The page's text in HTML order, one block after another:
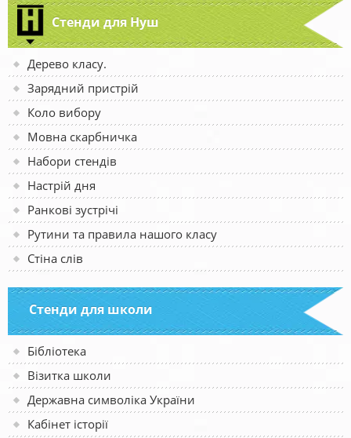
Стенди для Нуш
Дерево класу.
Зарядний пристрій
Коло вибору
Мовна скарбничка
Набори стендів
Настрій дня
Ранкові зустрічі
Рутини та правила нашого класу
Стіна слів
Стенди для школи
Бібліотека
Візитка школи
Державна символіка України
Кабінет історії